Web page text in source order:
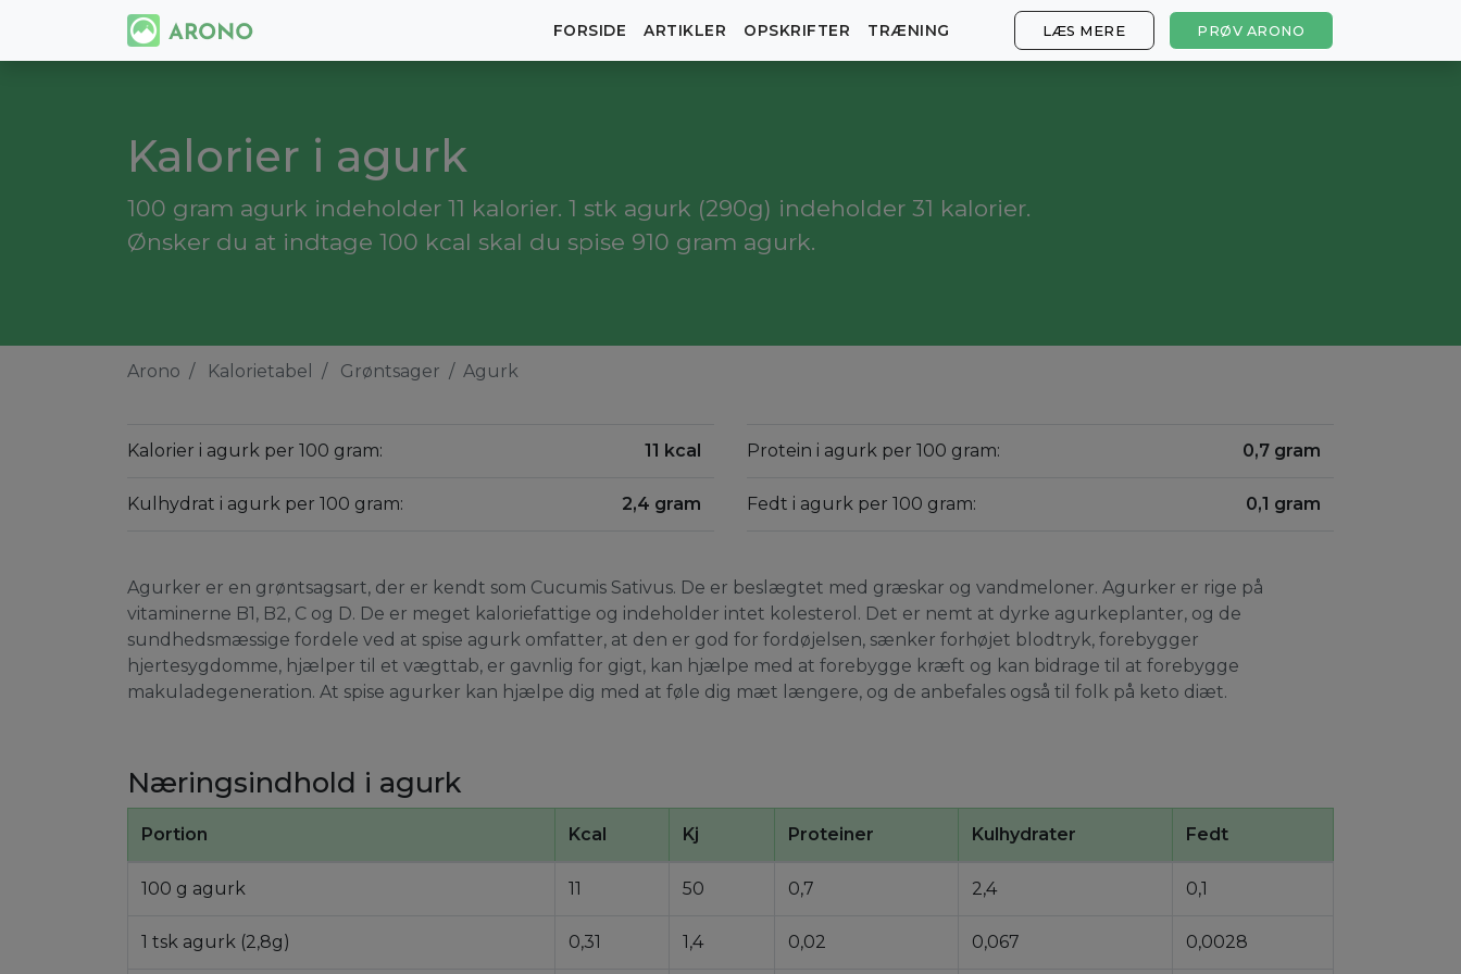
FORSIDE ARTIKLER OPSKRIFTER TRÆNING LÆS MERE PRØV ARONO
Kalorier i agurk
100 gram agurk indeholder 11 kalorier. 1 stk agurk (290g) indeholder 31 kalorier.
Ønsker du at indtage 100 kcal skal du spise 910 gram agurk.
Arono Kalorietabel Grøntsager Agurk
Kalorier i agurk per 100 gram: 11 kcal
Kulhydrat i agurk per 100 gram: 2,4 gram
Protein i agurk per 100 gram: 0,7 gram
Fedt i agurk per 100 gram: 0,1 gram
Agurker er en grøntsagsart, der er kendt som Cucumis Sativus. De er beslægtet med græskar og vandmeloner. Agurker er rige på
vitaminerne B1, B2, C og D. De er meget kaloriefattige og indeholder intet kolesterol. Det er nemt at dyrke agurkeplanter, og de
sundhedsmæssige fordele ved at spise agurk omfatter, at den er god for fordøjelsen, sænker forhøjet blodtryk, forebygger
hjertesygdomme, hjælper til et vægttab, er gavnlig for gigt, kan hjælpe med at forebygge kræft og kan bidrage til at forebygge
makuladegeneration. At spise agurker kan hjælpe dig med at føle dig mæt længere, og de anbefales også til folk på keto diæt.
Næringsindhold i agurk
Portion Kcal Kj Proteiner Kulhydrater Fedt
100 g agurk 11 50 0,7 2,4 0,1
1 tsk agurk (2,8g) 0,31 1,4 0,02 0,067 0,0028